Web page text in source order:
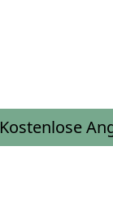
Kostenlose